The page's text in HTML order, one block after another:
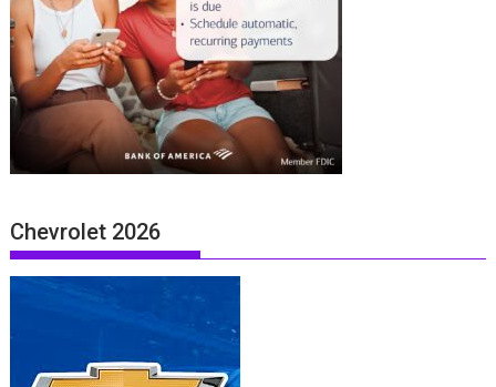
Chevrolet 2026